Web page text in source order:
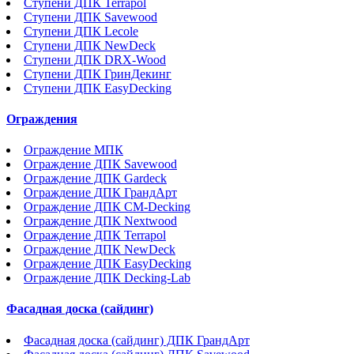
Ступени ДПК Savewood
Ступени ДПК Lecole
Ступени ДПК NewDeck
Ступени ДПК DRX-Wood
Ступени ДПК ГринДекинг
Ступени ДПК EasyDecking
Ограждения
Ограждение МПК
Ограждение ДПК Savewood
Ограждение ДПК Gardeck
Ограждение ДПК ГрандАрт
Ограждение ДПК CM-Decking
Ограждение ДПК Nextwood
Ограждение ДПК Terrapol
Ограждение ДПК NewDeck
Ограждение ДПК EasyDecking
Ограждение ДПК Decking-Lab
Фасадная доска (сайдинг)
Фасадная доска (сайдинг) ДПК ГрандАрт